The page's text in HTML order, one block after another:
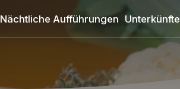
Nächtliche Aufführungen Unterkünfte